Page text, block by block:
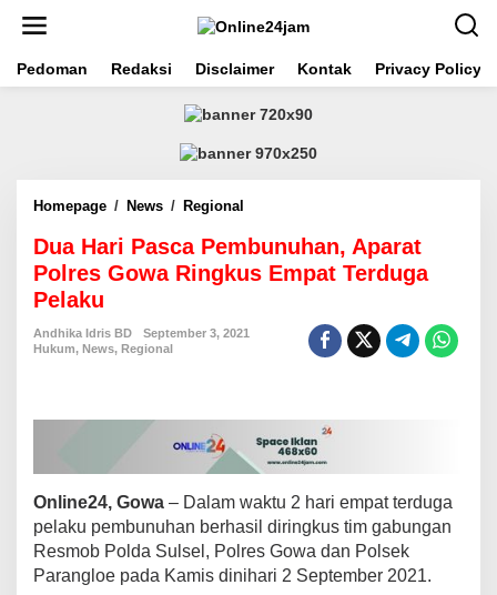
t
Pedoman Redaksi Disclaimer Kontak Privacy Policy
Homepage / News / Regional
a
H
a
i
a
e
b
u
n
u
h
Dua Hari Pasca Pembunuhan, Aparat
Polres Gowa Ringkus Empat Terduga
Pelaku
Andhika Idris BD
September 3, 2021
Hukum, News, Regional
Online24, Gowa – Dalam waktu 2 hari empat terduga
pelaku pembunuhan berhasil diringkus tim gabungan
Resmob Polda Sulsel, Polres Gowa dan Polsek
Parangloe pada Kamis dinihari 2 September 2021.